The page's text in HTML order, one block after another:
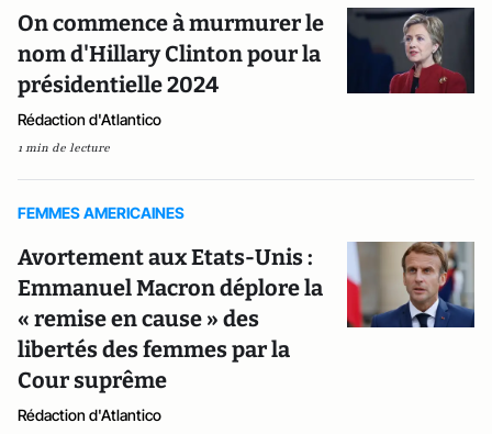
On commence à murmurer le
nom d'Hillary Clinton pour la
présidentielle 2024
Rédaction d'Atlantico
1 min de lecture
FEMMES AMERICAINES
Avortement aux Etats-Unis :
Emmanuel Macron déplore la
« remise en cause » des
libertés des femmes par la
Cour suprême
Rédaction d'Atlantico